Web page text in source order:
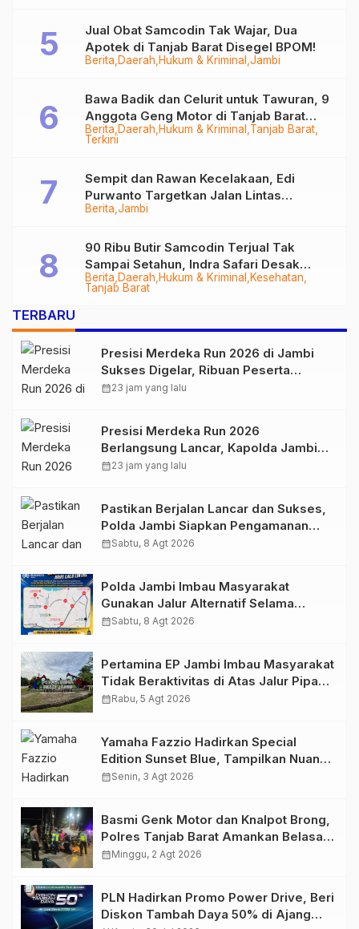
Berita Daerah Hukum & Kriminal Jambi
Jual Obat Samcodin Tak Wajar, Dua
Apotek di Tanjab Barat Disegel BPOM!
Berita Daerah Hukum & Kriminal Tanjab Barat
Terkini
Bawa Badik dan Celurit untuk Tawuran, 9
Anggota Geng Motor di Tanjab Barat
Diringkus
Berita Jambi
Sempit dan Rawan Kecelakaan, Edi
Purwanto Targetkan Jalan Lintas
Tungkal-Jambi Mulus di 2028
Berita Daerah Hukum & Kriminal
Kesehatan
Tanjab Barat
90 Ribu Butir Samcodin Terjual Tak
Sampai Setahun, Indra Safari Desak
Audit Menyeluruh
TERBARU
Presisi Merdeka Run 2026 di Jambi
Sukses Digelar, Ribuan Peserta
Ramaikan Event Nasional
calendar_month23 jam yang lalu
Presisi Merdeka Run 2026
Berlangsung Lancar, Kapolda Jambi
Ucapkan Terimakasih dan Apresiasi
calendar_month23 jam yang lalu
Pastikan Berjalan Lancar dan Sukses,
Polda Jambi Siapkan Pengamanan
Berlapis untuk 8.750 Pelari, 1.848
calendar_monthSabtu, 8 Agt 2026
Polda Jambi Imbau Masyarakat
Gunakan Jalur Alternatif Selama
Pelaksanaan Presisi Merdeka Run
calendar_monthSabtu, 8 Agt 2026
Pertamina EP Jambi Imbau Masyarakat
Tidak Beraktivitas di Atas Jalur Pipa
Migas Demi Keselamatan Bersama
calendar_monthRabu, 5 Agt 2026
Yamaha Fazzio Hadirkan Special
Edition Sunset Blue, Tampilkan Nuansa
Retro Summer yang Semakin Skena
calendar_monthSenin, 3 Agt 2026
Basmi Genk Motor dan Knalpot Brong,
Polres Tanjab Barat Amankan Belasan
Kendaraan
calendar_monthMinggu, 2 Agt 2026
PLN Hadirkan Promo Power Drive, Beri
Diskon Tambah Daya 50% di Ajang